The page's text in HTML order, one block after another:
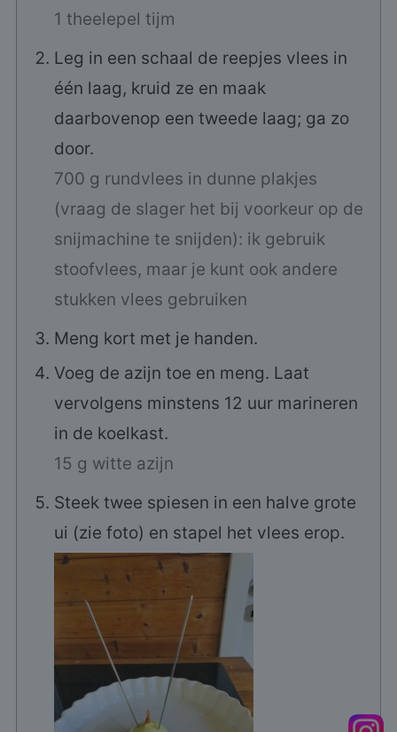
1 theelepel tijm
Leg in een schaal de reepjes vlees in
één laag, kruid ze en maak
daarbovenop een tweede laag; ga zo
door.
700 g rundvlees in dunne plakjes
(vraag de slager het bij voorkeur op de
snijmachine te snijden): ik gebruik
stoofvlees, maar je kunt ook andere
stukken vlees gebruiken
Meng kort met je handen.
Voeg de azijn toe en meng. Laat
vervolgens minstens 12 uur marineren
in de koelkast.
15 g witte azijn
Steek twee spiesen in een halve grote
ui (zie foto) en stapel het vlees erop.